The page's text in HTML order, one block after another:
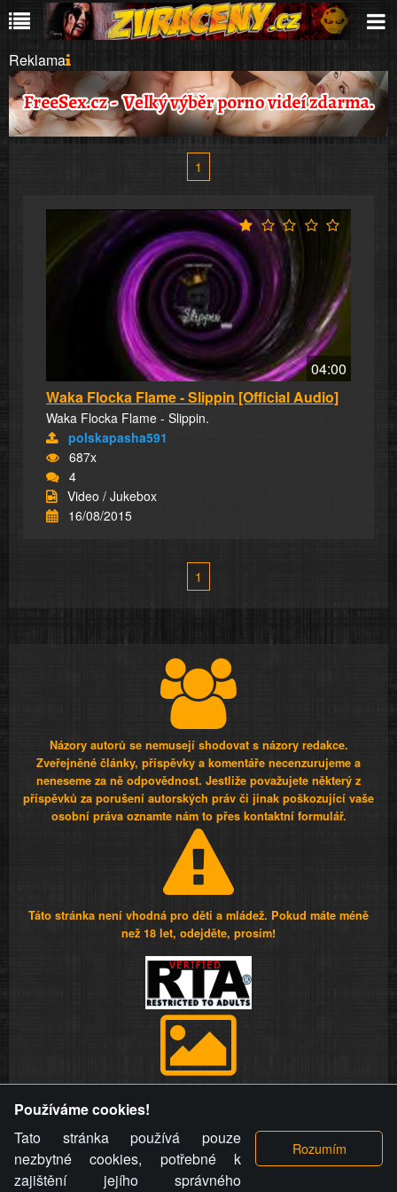
Reklama
1
04:00
Waka Flocka Flame - Slippin [Official Audio]
Waka Flocka Flame - Slippin.
polskapasha591
687x
4
Video / Jukebox
16/08/2015
1
Názory autorů se nemusejí shodovat s názory redakce.
Zveřejněné články, příspěvky a komentáře necenzurujeme a
neneseme za ně odpovědnost. Jestliže považujete některý z
příspěvků za porušení autorských práv či jinak poškozující vaše
osobní práva oznamte nám to přes kontaktní formulář.
Táto stránka není vhodná pro děti a mládež. Pokud máte méně
než 18 let, odejděte, prosím!
videa a komentáře. Osoba, které se toto opatření provozovatele
stránky týče, ani osoba, která umístila fotografii nebo video na
stránku, nemůže z důvodu odstranění fotografie, videa nebo
komentáře pro výše uvedenou okolnost uplatnit vůči
provozovateli stránky žádný nárok na náhradu škody nebo
Používáme cookies!
Tato stránka používá pouze
nezbytné cookies, potřebné k
zajištění jejího správného